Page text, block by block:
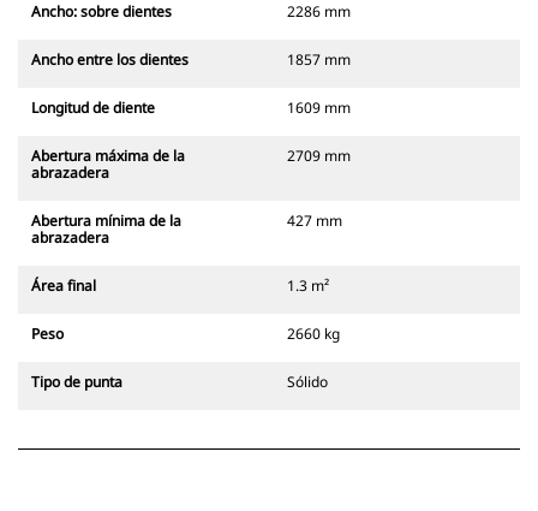
Ancho: sobre dientes 2286 mm
Ancho entre los dientes 1857 mm
Longitud de diente 1609 mm
Abertura máxima de la
abrazadera
2709 mm
Abertura mínima de la
abrazadera
427 mm
Área final 1.3 m²
Peso 2660 kg
Tipo de punta Sólido